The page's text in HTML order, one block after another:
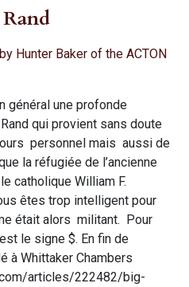
Hunter Baker of the ACTON
général une profonde
qui provient sans doute
personnel mais aussi de
la réfugiée de l’ancienne
catholique William F.
êtes trop intelligent pour
était alors militant. Pour
le signe $. En fin de
à Whittaker Chambers
articles/222482/big-